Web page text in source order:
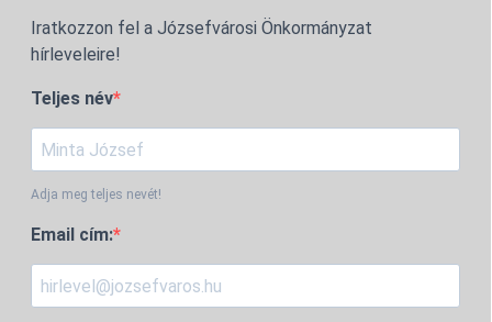
Iratkozzon fel a Józsefvárosi Önkormányzat
hírleveleire!
Teljes név
Adja meg teljes nevét!
Email cím: